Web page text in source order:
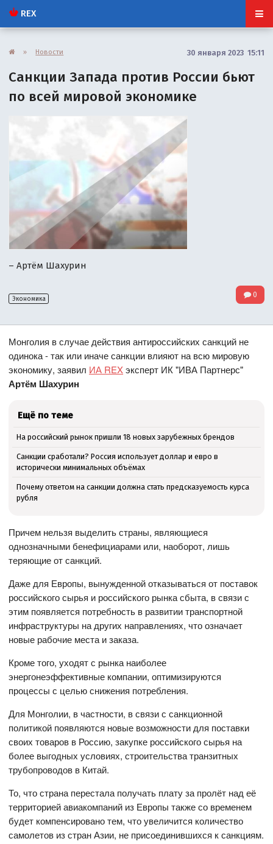
REX
» Новости 30 января 2023 15:11
Санкции Запада против России бьют
по всей мировой экономике
– Артём Шахурин
Экономика 0
Монголия в случае действия антироссийских санкций не
одинока - так или иначе санкции влияют на всю мировую
экономику, заявил ИА REXэксперт ИК "ИВА Партнерс"
Артём Шахурин
Ещё по теме
На российский рынок пришли 18 новых зарубежных брендов
Санкции сработали? Россия использует доллар и евро в
исторически минимальных объёмах
Почему ответом на санкции должна стать предсказуемость курса
рубля
Причем нельзя выделить страны, являющиеся
однозначными бенефициарами или, наоборот, лишь
теряющие от санкций.
Даже для Европы, вынужденной отказываться от поставок
российского сырья и российского рынка сбыта, в связи с
этим появляется потребность в развитии транспортной
инфраструктуры на других направлениях, что означает
новые рабочие места и заказа.
Кроме того, уходят с рынка наиболее
энергонеэффективные компании, оптимизируются
процессы с целью снижения потребления.
Для Монголии, в частности, в связи с санкционной
политикой появляются новые возможности для поставки
своих товаров в Россию, закупке российского сырья на
более выгодных условиях, строительства транзитных
трубопроводов в Китай.
То, что страна перестала получать плату за пролёт над её
территорией авиакомпаний из Европы также со временем
будет компенсировано тем, что увеличится количество
самолетов из стран Азии, не присоединившихся к санкциям.